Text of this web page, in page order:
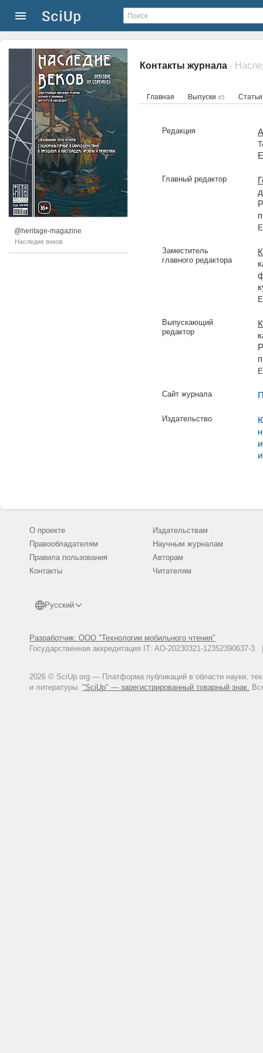
@heritage-magazine
Наследие веков
Контакты журнала -
Главная Выпуски 45
Редакция
Главный редактор
Заместитель
главного редактора
Выпускающий
редактор
Сайт журнала
Издательство
О проекте
Правообладателям
Правила пользования
Контакты
Русский
Разработчик: ООО "Технологии мобильного чтения"
Государственная аккредитация IT: АО-20230321-
2026 © SciUp.org — Платформа публикаций в области науки,
и литературы. "SciUp" — зарегистрированный товарный знак.
Издательствам
Научным журналам
Авторам
Читателям